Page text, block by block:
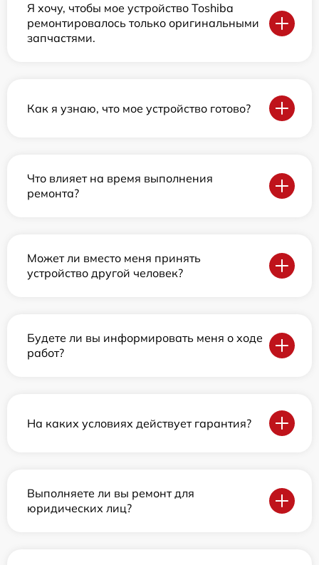
Я хочу, чтобы мое устройство Toshiba
ремонтировалось только оригинальными
запчастями.
Как я узнаю, что мое устройство готово?
Что влияет на время выполнения
ремонта?
Может ли вместо меня принять
устройство другой человек?
Будете ли вы информировать меня о ходе
работ?
На каких условиях действует гарантия?
Выполняете ли вы ремонт для
юридических лиц?